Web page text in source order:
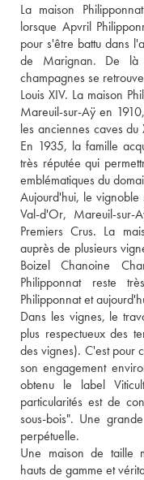
La maison
lorsque Apvril
pour s'être battu dans
de Marignan. De là
champagnes se
Louis XIV. La maison
Mareuil-sur-Aÿ en
les anciennes caves
En 1935, la famille
très réputée qui
emblématiques du
Aujourd'hui, le
Val-d'Or, Mareuil-
Premiers Crus. La
auprès de plusieurs
Boizel Chanoine
Philipponnat reste
Philipponnat et
Dans les vignes, le
plus respectueux des
des vignes). C'est pour
son engagement
obtenu le label
particularités est de
sous-bois". Une
perpétuelle.
Une maison de taille
hauts de gamme et